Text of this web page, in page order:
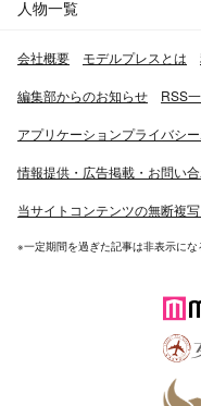
人物一覧
会社概要 モデルプレスとは
編集部からのお知らせ RSS
アプリケーションプライバシ
情報提供・広告掲載・お問い
当サイトコンテンツの無断複
※一定期間を過ぎた記事は非表示に